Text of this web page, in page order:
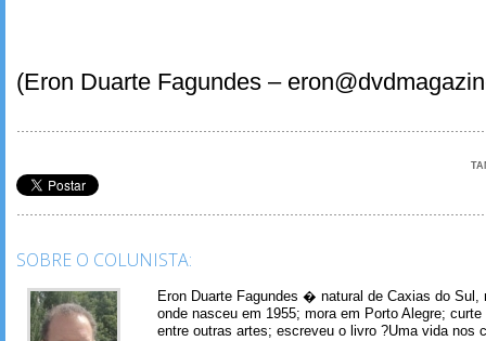
(Eron Duarte Fagundes –
SOBRE O COLUNISTA:
Eron Duarte Fagundes � natural de Caxias do Sul,
onde nasceu em 1955; mora em Porto Alegre;
entre outras artes; escreveu o livro ?Uma vida nos